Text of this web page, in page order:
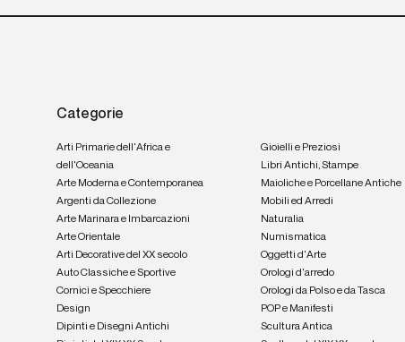
Categorie
Arti Primarie dell'Africa e
dell'Oceania
Arte Moderna e Contemporanea
Argenti da Collezione
Arte Marinara e Imbarcazioni
Arte Orientale
Arti Decorative del XX secolo
Auto Classiche e Sportive
Cornici e Specchiere
Design
Dipinti e Disegni Antichi
Gioielli e Preziosi
Libri Antichi, Stampe
Maioliche e Porcellane Antiche
Mobili ed Arredi
Naturalia
Numismatica
Oggetti d'Arte
Orologi d'arredo
Orologi da Polso e da Tasca
POP e Manifesti
Scultura Antica